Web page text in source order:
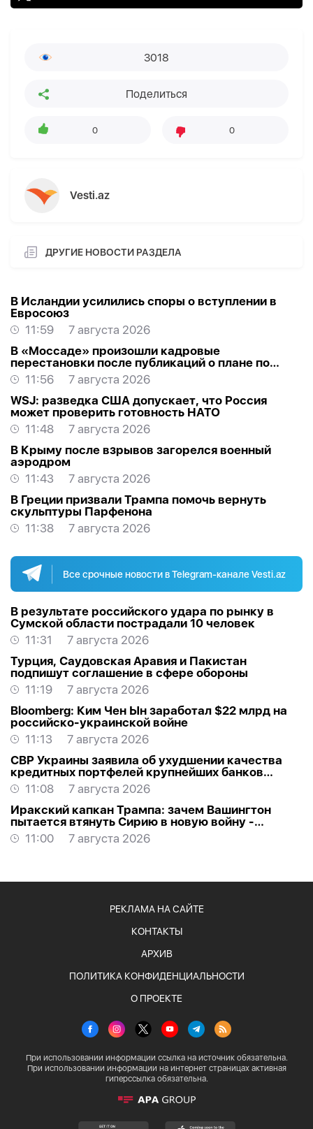
3018
Поделиться
0 0
Vesti.az
ДРУГИЕ НОВОСТИ РАЗДЕЛА
В Исландии усилились споры о вступлении в
Евросоюз
11:59
7 августа 2026
В «Моссаде» произошли кадровые
перестановки после публикаций о плане по
Ирану
11:56
7 августа 2026
WSJ: разведка США допускает, что Россия
может проверить готовность НАТО
11:48
7 августа 2026
В Крыму после взрывов загорелся военный
аэродром
11:43
7 августа 2026
В Греции призвали Трампа помочь вернуть
скульптуры Парфенона
11:38
7 августа 2026
Все срочные новости в Telegram-канале Vesti.az
В результате российского удара по рынку в
Сумской области пострадали 10 человек
11:31
7 августа 2026
Турция, Саудовская Аравия и Пакистан
подпишут соглашение в сфере обороны
11:19
7 августа 2026
Bloomberg: Ким Чен Ын заработал $22 млрд на
российско-украинской войне
11:13
7 августа 2026
СВР Украины заявила об ухудшении качества
кредитных портфелей крупнейших банков
России
11:08
7 августа 2026
Иракский капкан Трампа: зачем Вашингтон
пытается втянуть Сирию в новую войну -
АНАЛИТИКА
11:00 7 августа 2026
РЕКЛАМА НА САЙТЕ
КОНТАКТЫ
АРХИВ
ПОЛИТИКА КОНФИДЕНЦИАЛЬНОСТИ
О ПРОЕКТЕ
При использовании информации ссылка на источник обязательна.
При использовании информации на интернет страницах активная
гиперссылка обязательна.